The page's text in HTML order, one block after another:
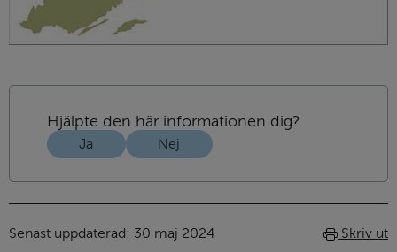
Hjälpte den här informationen dig?
Ja Nej
Senast uppdaterad: 30 maj 2024 Skriv ut